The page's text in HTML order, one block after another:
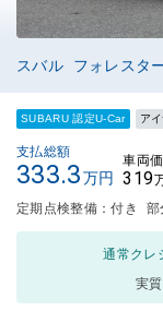
スバル フォレスタ
SUBARU 認定U-Car ア
支払総額
333.3万円
車両
319
定期点検整備：付き 部
通常クレ
実